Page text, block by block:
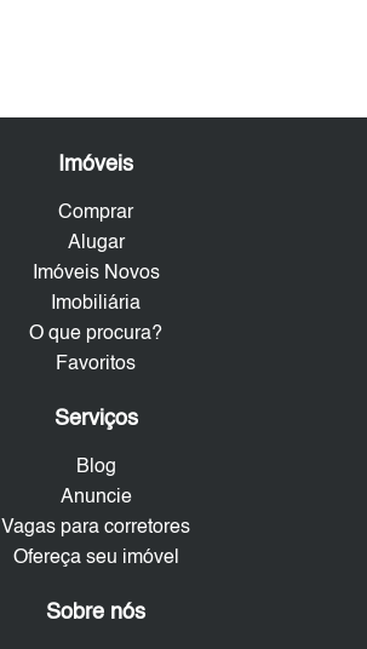
Imóveis
Comprar
Alugar
Imóveis Novos
Imobiliária
O que procura?
Favoritos
Serviços
Blog
Anuncie
Vagas para corretores
Ofereça seu imóvel
Sobre nós